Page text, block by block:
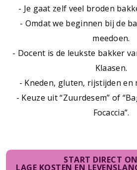
- Je gaat zelf veel broden
- Omdat we beginnen bij de
meedoen.
- Docent is de leukste bakker
Klaasen.
- Kneden, gluten, rijstijden
- Keuze uit “Zuurdesem” of
Focaccia”.
START DIRECT
LAGE KOSTEN EN